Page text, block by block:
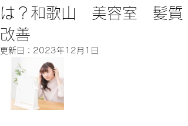
は？和歌山 美容室 髪質
改善
更新日： 2023年12月1日